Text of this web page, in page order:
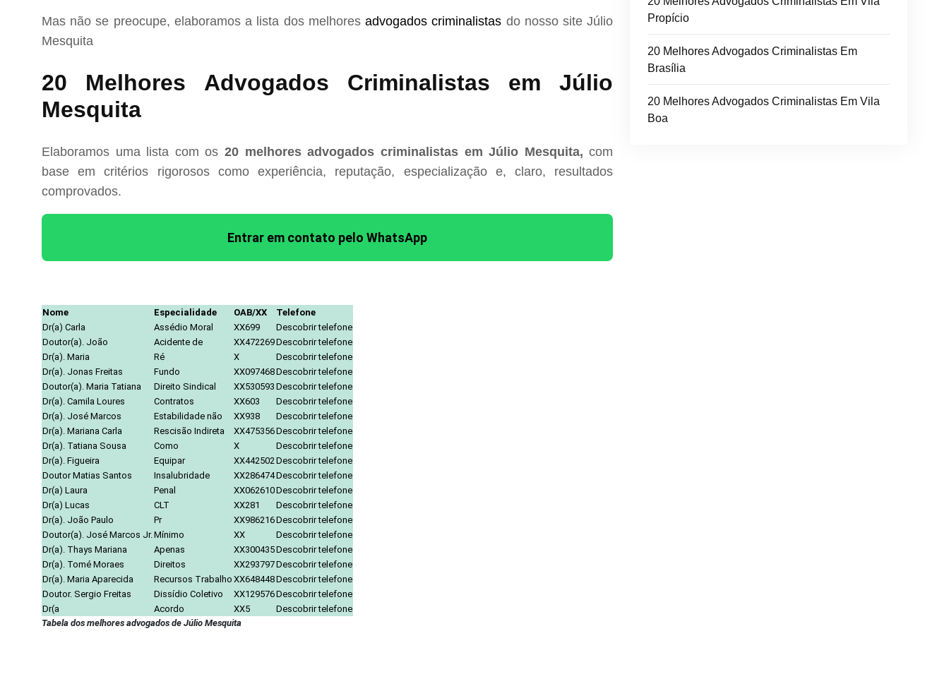
Mas não se preocupe, elaboramos a lista dos melhoresadvogados criminalistas do nosso site Júlio
Mesquita
20 Melhores Advogados Criminalistas em Júlio
Mesquita
Elaboramos uma lista com os20 melhores advogados criminalistas em Júlio Mesquita, com
base em critérios rigorosos como experiência, reputação, especialização e, claro, resultados
comprovados.
Entrar em contato pelo WhatsApp
Nome Especialidade OAB/XX
Telefone
Dr(a) Carla
Assédio Moral XX699
Descobrir telefone
Doutor(a). João
Acidente de XX472269Descobrir telefone
Dr(a). Maria
Ré X
Descobrir telefone
Dr(a). Jonas Freitas
Fundo XX097468Descobrir telefone
Doutor(a). Maria Tatiana
Direito Sindical XX530593 Descobrir telefone
Dr(a). Camila Loures
Contratos XX603
Descobrir telefone
Dr(a). José Marcos
Estabilidade não XX938
Descobrir telefone
Dr(a). Mariana Carla
Rescisão Indireta XX475356Descobrir telefone
Dr(a). Tatiana Sousa
Como X
Descobrir telefone
Dr(a). Figueira
Equipar XX442502 Descobrir telefone
Doutor Matias Santos
Insalubridade XX286474Descobrir telefone
Dr(a) Laura
Penal XX062610Descobrir telefone
Dr(a) Lucas
CLT XX281
Descobrir telefone
Dr(a). João Paulo
Pr XX986216Descobrir telefone
Doutor(a). José Marcos Jr. Mínimo XX
Descobrir telefone
Dr(a). Thays Mariana
Apenas XX300435Descobrir telefone
Dr(a). Tomé Moraes
Direitos XX293797Descobrir telefone
Dr(a). Maria Aparecida
Recursos Trabalho XX648448Descobrir telefone
Doutor. Sergio Freitas
Dissídio Coletivo XX129576Descobrir telefone
Dr(a
Acordo XX5
Descobrir telefone
Tabela dos melhores advogados de Júlio Mesquita
Propício
20 Melhores Advogados Criminalistas Em
Brasília
20 Melhores Advogados Criminalistas Em Vila
Boa